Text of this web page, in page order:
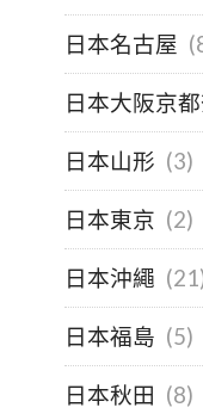
日本名古屋
日本大阪京
日本山形 (3)
日本東京 (2)
日本沖繩
日本福島 (5)
日本秋田 (8)